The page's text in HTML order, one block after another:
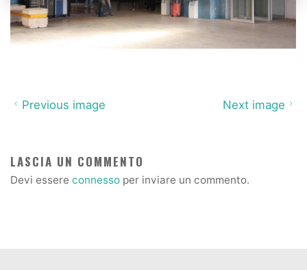
Previous image Next image
LASCIA UN COMMENTO
Devi essereconnesso per inviare un commento.